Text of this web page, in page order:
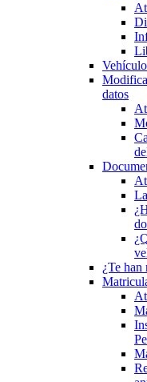
datos
¿Te